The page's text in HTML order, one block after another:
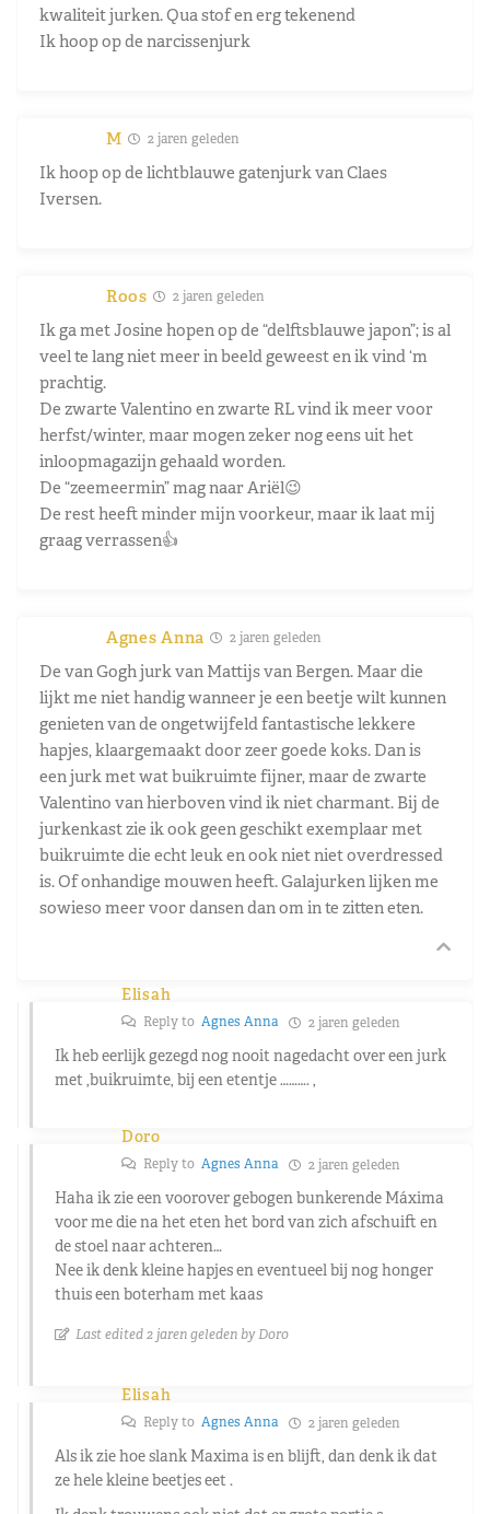
kwaliteit jurken. Qua stof en erg tekenend
Ik hoop op de narcissenjurk
M 2 jaren geleden
Ik hoop op de lichtblauwe gatenjurk van Claes
Iversen.
Roos 2 jaren geleden
Ik ga met Josine hopen op de “delftsblauwe japon”; is al
veel te lang niet meer in beeld geweest en ik vind ‘m
prachtig.
De zwarte Valentino en zwarte RL vind ik meer voor
herfst/winter, maar mogen zeker nog eens uit het
inloopmagazijn gehaald worden.
De “zeemeermin” mag naar Ariël😉
De rest heeft minder mijn voorkeur, maar ik laat mij
graag verrassen👍
Agnes Anna 2 jaren geleden
De van Gogh jurk van Mattijs van Bergen. Maar die
lijkt me niet handig wanneer je een beetje wilt kunnen
genieten van de ongetwijfeld fantastische lekkere
hapjes, klaargemaakt door zeer goede koks. Dan is
een jurk met wat buikruimte fijner, maar de zwarte
Valentino van hierboven vind ik niet charmant. Bij de
jurkenkast zie ik ook geen geschikt exemplaar met
buikruimte die echt leuk en ook niet niet overdressed
is. Of onhandige mouwen heeft. Galajurken lijken me
sowieso meer voor dansen dan om in te zitten eten.
Elisah
Reply to Agnes Anna 2 jaren geleden
Ik heb eerlijk gezegd nog nooit nagedacht over een jurk
met ,buikruimte, bij een etentje ………. ,
Doro
Reply to Agnes Anna 2 jaren geleden
Haha ik zie een voorover gebogen bunkerende Máxima
voor me die na het eten het bord van zich afschuift en
de stoel naar achteren…
Nee ik denk kleine hapjes en eventueel bij nog honger
thuis een boterham met kaas
Last edited 2 jaren geleden by Doro
Elisah
Reply to Agnes Anna 2 jaren geleden
Als ik zie hoe slank Maxima is en blijft, dan denk ik dat
ze hele kleine beetjes eet .